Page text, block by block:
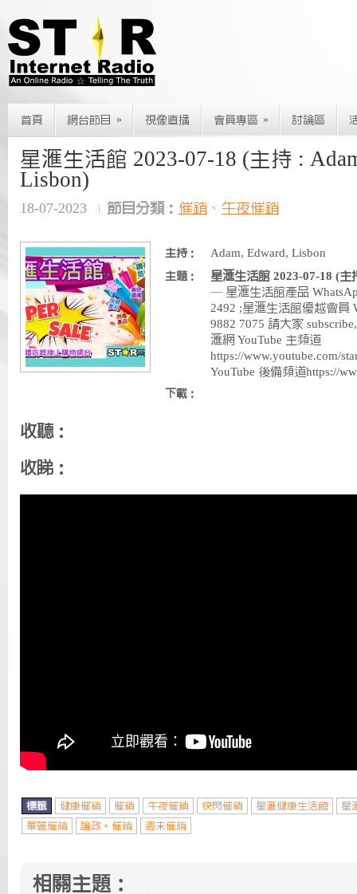
首頁 網台節目 » 視像直播 會員專區 » 討論區
星滙生活館 2023-07-18 (主持 :
Lisbon)
18-07-2023 節目分類： 催銷 、 午夜催銷
主持： Adam, Edward, Lisbon
主題：
星滙生活館 2023-07-18 (
— 星滙生活館產品
2492 ;星滙生活館優越會員
9882 7075 請大家
滙網 YouTube 主頻道
https://www.youtube.com/
YouTube 後備頻道https://
下載：
收聽：
收睇：
標籤 健康催銷 催銷 午夜催銷 快閃催銷 星滙健康生活館
星
華麗催銷
論政。催銷 週末催銷
相關主題：